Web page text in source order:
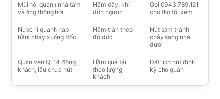
Mùi hôi quanh nhà tắm
và ống thông hơi
Hầm đầy, khí
dồn ngược
Gọi 0943.789.121
cho thợ tới xem
Nước rỉ quanh nắp
hầm chảy xuống dốc
Hầm tràn theo
độ dốc
Hút sớm tránh
chảy sang nhà
dưới
Quán ven QL14 đông
khách, lâu chưa hút
Hầm quá tải
theo lượng
khách
Đặt lịch hút định
kỳ cho quán